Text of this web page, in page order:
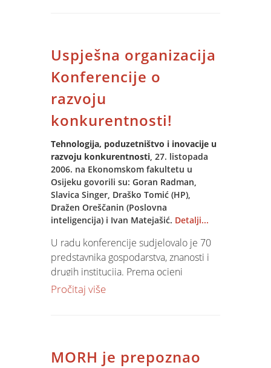
Prolaskom kroz isti taj svijet trebali bi
sačuvati ili pojačati sjaj dobivenih
darova.
Želimo svim našim partnerima,
prijateljima i suradnicima da njihovi
darovi dobrote, istine i ljepote sjaje
danas više nego jučer, sutra više nego
danas.
Uspješna organizacija
Konferencije o
razvoju
konkurentnosti!
Tehnologija, poduzetništvo i inovacije u
razvoju konkurentnosti, 27. listopada
2006. na Ekonomskom fakultetu u
Osijeku govorili su: Goran Radman,
Slavica Singer, Draško Tomić (HP),
Dražen Oreščanin (Poslovna
inteligencija) i Ivan Matejašić. Detalji...
U radu konferencije sudjelovalo je 70
predstavnika gospodarstva, znanosti i
drugih institucija. Prema ocjeni
sudionika i medija Konferencija je
Pročitaj više
MORH je prepoznao